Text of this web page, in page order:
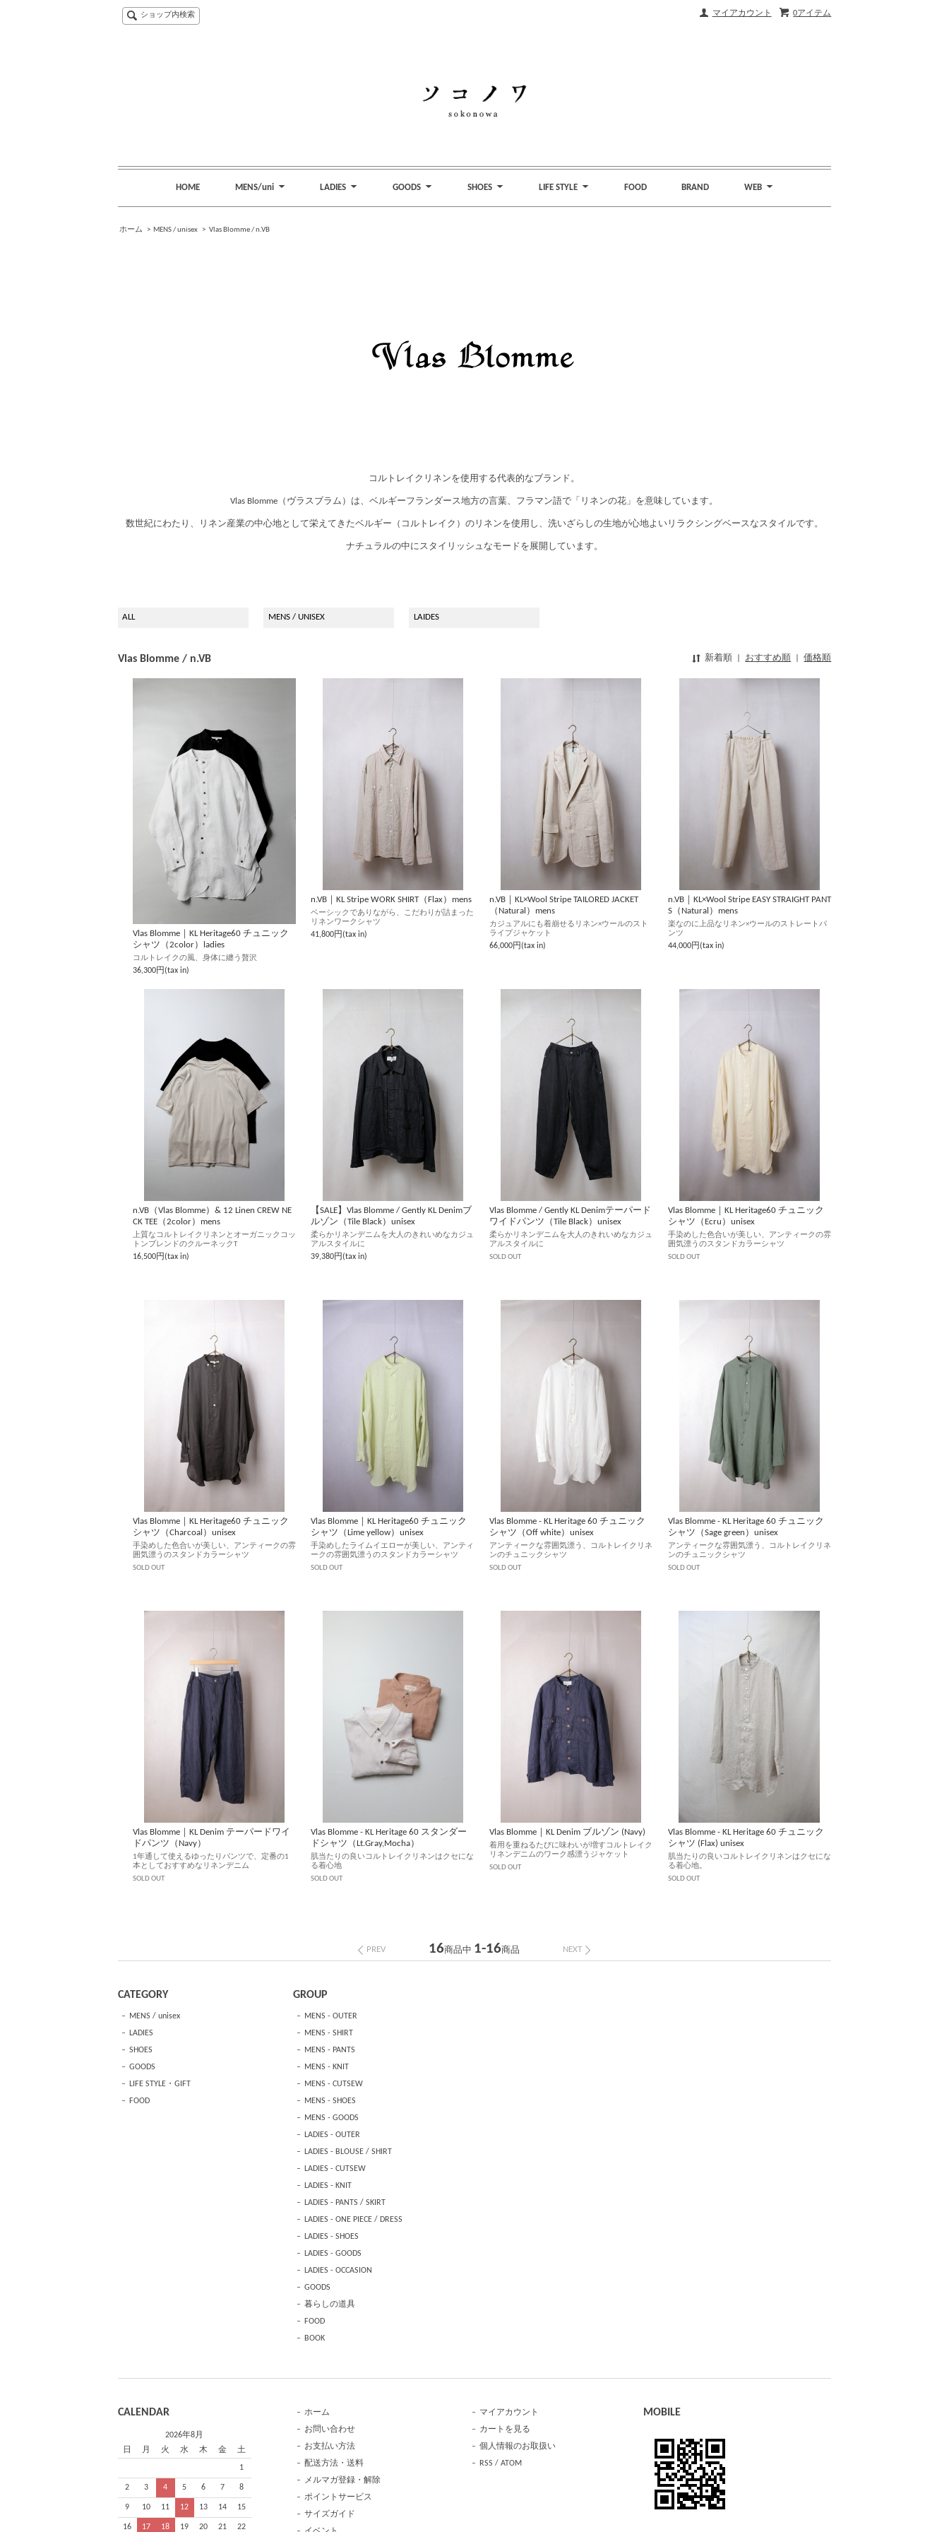
0アイテム
マイアカウント
ショップ内検索
HOME MENS/uni LADIES GOODS SHOES LIFE STYLE FOOD BRAND WEB
ホーム > MENS / unisex > Vlas Blomme / n.VB
コルトレイクリネンを使用する代表的なブランド。
Vlas Blomme（ヴラスブラム）は、ベルギーフランダース地方の言葉、フラマン語で「リネンの花」を意味しています。
数世紀にわたり、リネン産業の中心地として栄えてきたベルギー（コルトレイク）のリネンを使用し、洗いざらしの生地が心地よいリラクシングベースなスタイルです。
ナチュラルの中にスタイリッシュなモードを展開しています。
ALL MENS / UNISEX LAIDES
Vlas Blomme / n.VB 新着順 おすすめ順 |価格順
Vlas Blomme｜KL Heritage60 チュニック
シャツ（2color）ladies
コルトレイクの風、身体に纏う贅沢
36,300円(tax in)
n.VB｜KL Stripe WORK SHIRT（Flax）mens
ベーシックでありながら、こだわりが詰まった
リネンワークシャツ
41,800円(tax in)
n.VB｜KL×Wool Stripe TAILORED JACKET
（Natural）mens
カジュアルにも着崩せるリネン×ウールのスト
ライプジャケット
66,000円(tax in)
n.VB｜KL×Wool Stripe EASY STRAIGHT PANT
S（Natural）mens
楽なのに上品なリネン×ウールのストレートパ
ンツ
44,000円(tax in)
n.VB（Vlas Blomme）& 12 Linen CREW NE
CK TEE（2color）mens
上質なコルトレイクリネンとオーガニックコッ
トンブレンドのクルーネックT
16,500円(tax in)
【SALE】Vlas Blomme / Gently KL Denimブ
ルゾン（Tile Black）unisex
柔らかリネンデニムを大人のきれいめなカジュ
アルスタイルに
39,380円(tax in)
Vlas Blomme / Gently KL Denimテーパード
ワイドパンツ（Tile Black）unisex
柔らかリネンデニムを大人のきれいめなカジュ
アルスタイルに
SOLD OUT
Vlas Blomme｜KL Heritage60 チュニック
シャツ（Ecru）unisex
手染めした色合いが美しい、アンティークの雰
囲気漂うのスタンドカラーシャツ
SOLD OUT
Vlas Blomme｜KL Heritage60 チュニック
シャツ（Charcoal）unisex
手染めした色合いが美しい、アンティークの雰
囲気漂うのスタンドカラーシャツ
SOLD OUT
Vlas Blomme｜KL Heritage60 チュニック
シャツ（Lime yellow）unisex
手染めしたライムイエローが美しい、アンティ
ークの雰囲気漂うのスタンドカラーシャツ
SOLD OUT
Vlas Blomme - KL Heritage 60 チュニック
シャツ（Off white）unisex
アンティークな雰囲気漂う、コルトレイクリネ
ンのチュニックシャツ
SOLD OUT
Vlas Blomme - KL Heritage 60 チュニック
シャツ（Sage green）unisex
アンティークな雰囲気漂う、コルトレイクリネ
ンのチュニックシャツ
SOLD OUT
Vlas Blomme｜KL Denim テーパードワイ
ドパンツ（Navy）
1年通して使えるゆったりパンツで、定番の1
本としておすすめなリネンデニム
SOLD OUT
Vlas Blomme - KL Heritage 60 スタンダー
ドシャツ（Lt.Gray,Mocha）
肌当たりの良いコルトレイクリネンはクセにな
る着心地
SOLD OUT
Vlas Blomme｜KL Denim ブルゾン (Navy)
着用を重ねるたびに味わいが増すコルトレイク
リネンデニムのワーク感漂うジャケット
SOLD OUT
Vlas Blomme - KL Heritage 60 チュニック
シャツ (Flax) unisex
肌当たりの良いコルトレイクリネンはクセにな
る着心地。
SOLD OUT
PREV 16商品中 1-16商品 NEXT
CATEGORY
MENS / unisex
LADIES
SHOES
GOODS
LIFE STYLE・GIFT
FOOD
GROUP
MENS - OUTER
MENS - SHIRT
MENS - PANTS
MENS - KNIT
MENS - CUTSEW
MENS - SHOES
MENS - GOODS
LADIES - OUTER
LADIES - BLOUSE / SHIRT
LADIES - CUTSEW
LADIES - KNIT
LADIES - PANTS / SKIRT
LADIES - ONE PIECE / DRESS
LADIES - SHOES
LADIES - GOODS
LADIES - OCCASION
GOODS
暮らしの道具
FOOD
BOOK
CALENDAR
2026年8月
日
月 火 水 木 金 土
1
2 3 4 5 6 7 8
9 10 11 12 13 14 15
16 17 18 19 20 21 22
ホーム
お問い合わせ
お支払い方法
配送方法・送料
メルマガ登録・解除
ポイントサービス
サイズガイド
マイアカウント
カートを見る
個人情報のお取扱い
RSS / ATOM
MOBILE